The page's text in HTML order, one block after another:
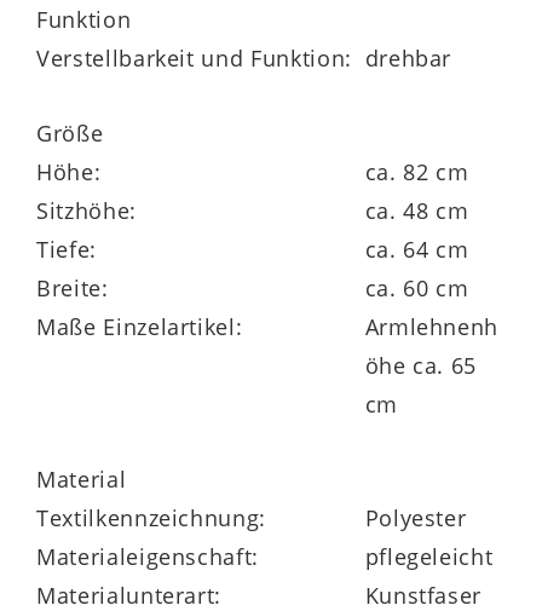
darauf abgestimmten Esstischen
zusammensetzt. Die Stühle stehen in
mitdrei Gestellen
gibt es sie auch ohne Dreh- und
Rückholfunktion. Gegen Mehrpreis sind
die Esszimmerstühle mit Filzgleitern für
das Metallstativ erhältlich.
Funktion
Verstellbarkeit und Funktion: drehbar
Größe
Höhe:
ca. 82 cm
Sitzhöhe:
ca. 48 cm
Tiefe:
ca. 64 cm
Breite:
ca. 60 cm
Maße Einzelartikel:
Armlehnenh
öhe ca. 65
cm
Material
Textilkennzeichnung:
Polyester
Materialeigenschaft:
pflegeleicht
Materialunterart:
Kunstfaser